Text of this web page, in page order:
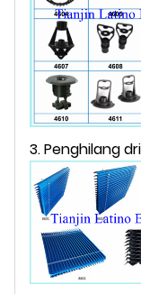
3. Penghilang